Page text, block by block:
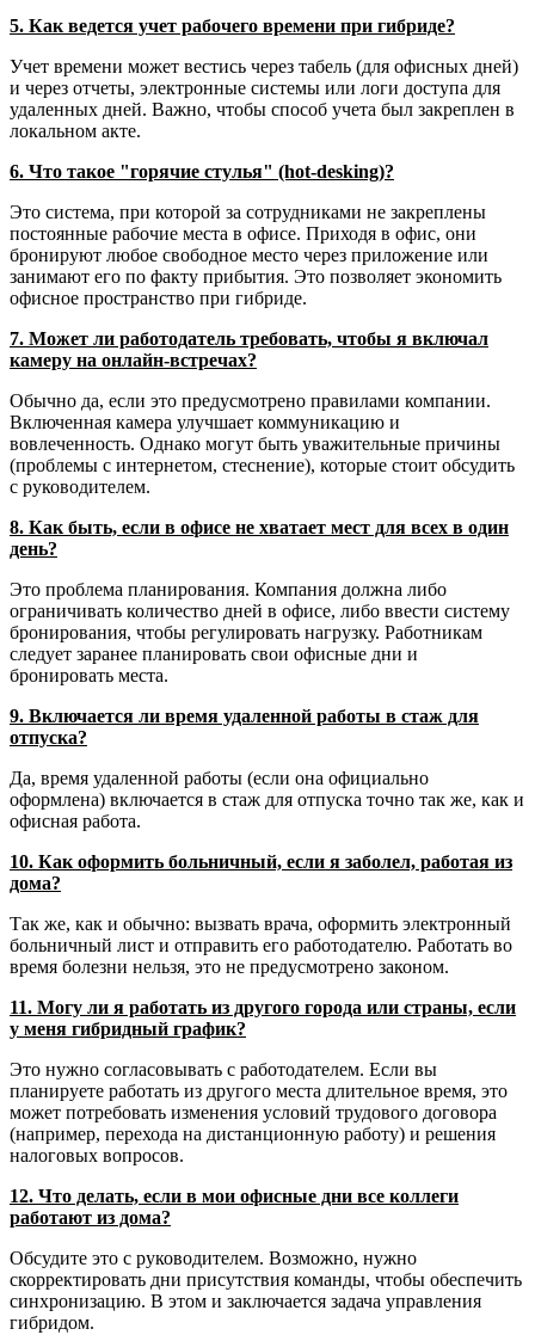
5. Как ведется учет рабочего времени при гибриде?
Учет времени может вестись через табель (для офисных дней)
и через отчеты, электронные системы или логи доступа для
удаленных дней. Важно, чтобы способ учета был закреплен в
локальном акте.
6. Что такое "горячие стулья" (hot-desking)?
Это система, при которой за сотрудниками не закреплены
постоянные рабочие места в офисе. Приходя в офис, они
бронируют любое свободное место через приложение или
занимают его по факту прибытия. Это позволяет экономить
офисное пространство при гибриде.
7. Может ли работодатель требовать, чтобы я включал
камеру на онлайн-встречах?
Обычно да, если это предусмотрено правилами компании.
Включенная камера улучшает коммуникацию и
вовлеченность. Однако могут быть уважительные причины
(проблемы с интернетом, стеснение), которые стоит обсудить
с руководителем.
8. Как быть, если в офисе не хватает мест для всех в один
день?
Это проблема планирования. Компания должна либо
ограничивать количество дней в офисе, либо ввести систему
бронирования, чтобы регулировать нагрузку. Работникам
следует заранее планировать свои офисные дни и
бронировать места.
9. Включается ли время удаленной работы в стаж для
отпуска?
Да, время удаленной работы (если она официально
оформлена) включается в стаж для отпуска точно так же, как и
офисная работа.
10. Как оформить больничный, если я заболел, работая из
дома?
Так же, как и обычно: вызвать врача, оформить электронный
больничный лист и отправить его работодателю. Работать во
время болезни нельзя, это не предусмотрено законом.
11. Могу ли я работать из другого города или страны, если
у меня гибридный график?
Это нужно согласовывать с работодателем. Если вы
планируете работать из другого места длительное время, это
может потребовать изменения условий трудового договора
(например, перехода на дистанционную работу) и решения
налоговых вопросов.
12. Что делать, если в мои офисные дни все коллеги
работают из дома?
Обсудите это с руководителем. Возможно, нужно
скорректировать дни присутствия команды, чтобы обеспечить
синхронизацию. В этом и заключается задача управления
гибридом.